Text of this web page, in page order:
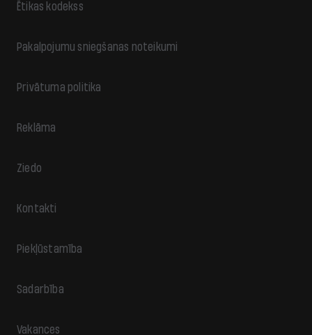
Ētikas kodekss
Pakalpojumu sniegšanas noteikumi
Privātuma politika
Reklāma
Ziedo
Kontakti
Piekļūstamība
Sadarbība
Vakances